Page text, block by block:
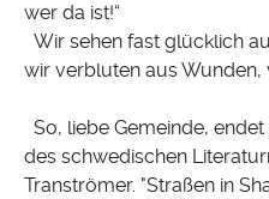
wer da ist!“
Wir sehen fast glücklich
wir verbluten aus Wunden,
So, liebe Gemeinde,
des schwedischen
Tranströmer. "Straßen in